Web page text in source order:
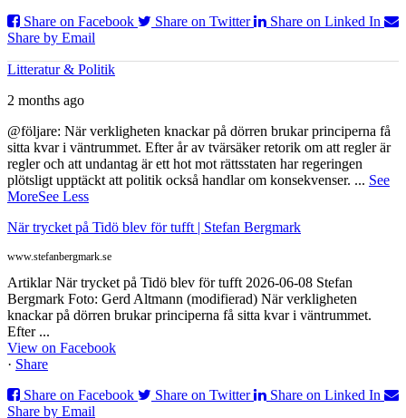
Share on Facebook
Share on Twitter
Share on Linked In
Share by Email
Litteratur & Politik
2 months ago
@följare: När verkligheten knackar på dörren brukar principerna få
sitta kvar i väntrummet. Efter år av tvärsäker retorik om att regler är
regler och att undantag är ett hot mot rättsstaten har regeringen
plötsligt upptäckt att politik också handlar om konsekvenser. ... See
MoreSee Less
När trycket på Tidö blev för tufft | Stefan Bergmark
www.stefanbergmark.se
Artiklar När trycket på Tidö blev för tufft 2026-06-08 Stefan
Bergmark Foto: Gerd Altmann (modifierad) När verkligheten
knackar på dörren brukar principerna få sitta kvar i väntrummet.
Efter ...
View on Facebook
· Share
Share on Facebook
Share on Twitter
Share on Linked In
Share by Email